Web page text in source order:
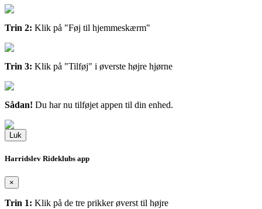
Trin 2: Klik på "Føj til hjemmeskærm"
Trin 3: Klik på "Tilføj" i øverste højre hjørne
Sådan! Du har nu tilføjet appen til din enhed.
Luk
Harridslev Rideklubs app
×
Trin 1: Klik på de tre prikker øverst til højre